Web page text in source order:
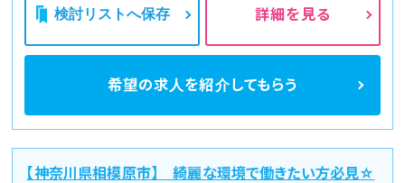
検討リストへ保存 詳細を見る
希望の求人を紹介してもらう
【神奈川県相模原市】 綺麗な環境で働きたい方必見☆